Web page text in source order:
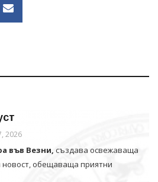
2026
във Везни, създава освежаваща
обещаваща приятни